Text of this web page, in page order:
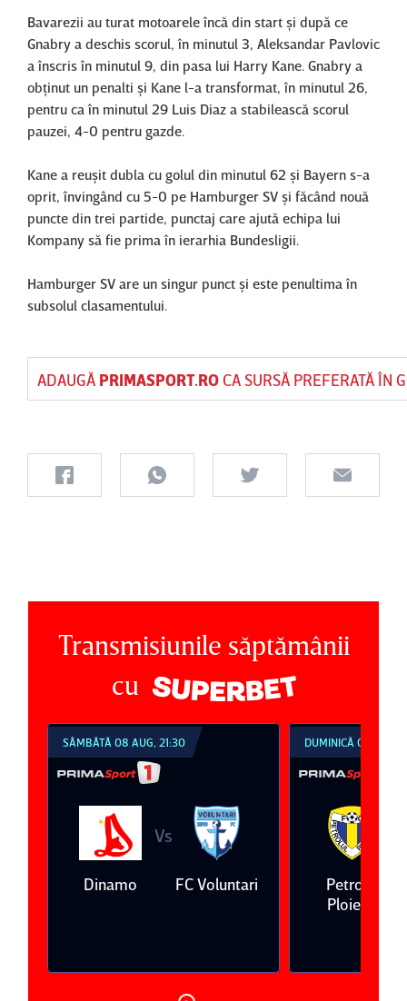
Bavarezii au turat motoarele încă din start şi după ce
Gnabry a deschis scorul, în minutul 3, Aleksandar Pavlovic
a înscris în minutul 9, din pasa lui Harry Kane. Gnabry a
obţinut un penalti şi Kane l-a transformat, în minutul 26,
pentru ca în minutul 29 Luis Diaz a stabilească scorul
pauzei, 4-0 pentru gazde.
Kane a reuşit dubla cu golul din minutul 62 şi Bayern s-a
oprit, învingând cu 5-0 pe Hamburger SV şi făcând nouă
puncte din trei partide, punctaj care ajută echipa lui
Kompany să fie prima în ierarhia Bundesligii.
Hamburger SV are un singur punct şi este penultima în
subsolul clasamentului.
ADAUGĂ PRIMASPORT.ROCA SURSĂ PREFERATĂ ÎN
Transmisiunile săptămânii
cu
SÂMBĂTĂ 08 AUG, 21:30
Dinamo
Vs
FC Voluntari
DUMINICĂ 09 AUG,
Petrolul
Ploieşti